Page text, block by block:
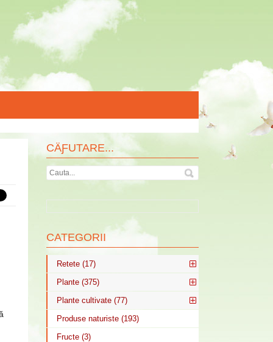
CÄƑUTARE...
CATEGORII
Retete (17)
Plante (375)
Plante cultivate (77)
Produse naturiste (193)
Fructe (3)